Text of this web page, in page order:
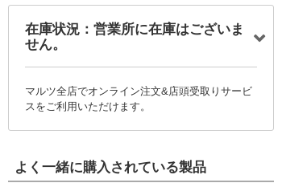
在庫状況：営業所に在庫はございま
せん。
マルツ全店でオンライン注文&店頭受取りサービ
スをご利用いただけます。
よく一緒に購入されている製品